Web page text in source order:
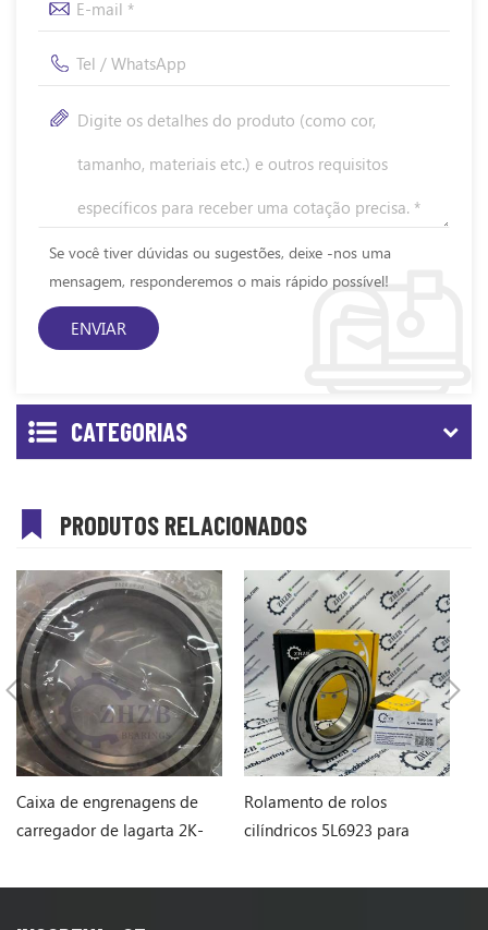
Se você tiver dúvidas ou sugestões, deixe -nos uma
mensagem, responderemos o mais rápido possível!
CATEGORIAS
PRODUTOS RELACIONADOS
Caixa de engrenagens de
carregador de lagarta 2K-
Rolamento de rolos
cilíndricos 5L6923 para
Caterpillar